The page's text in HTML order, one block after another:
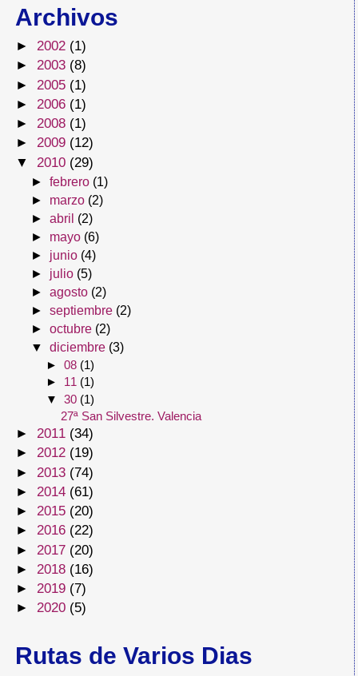
Archivos
► 2002 (1)
► 2003 (8)
► 2005 (1)
► 2006 (1)
► 2008 (1)
► 2009 (12)
▼ 2010 (29)
►febrero (1)
► marzo (2)
►abril (2)
► mayo (6)
► junio (4)
► julio (5)
►agosto (2)
►septiembre (2)
►octubre (2)
▼diciembre (3)
► 08 (1)
► 11 (1)
▼ 30 (1)
27ª San Silvestre. Valencia
► 2011 (34)
► 2012 (19)
► 2013 (74)
► 2014 (61)
► 2015 (20)
► 2016 (22)
► 2017 (20)
► 2018 (16)
► 2019 (7)
► 2020 (5)
Rutas de Varios Dias